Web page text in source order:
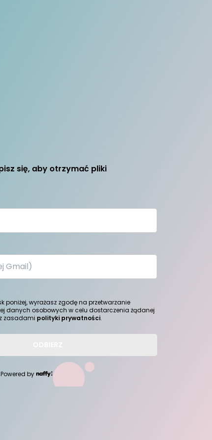
się, aby otrzymać pliki
poniżej, wyrażasz zgodę na przetwarzanie
danych osobowych w celu dostarczenia żądanej
zasadami polityki prywatności.
Powered by